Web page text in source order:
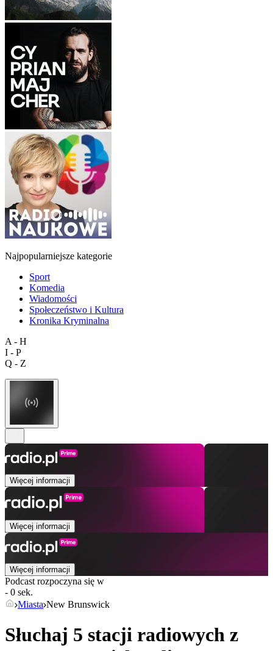
Najpopularniejsze kategorie
Sport
Komedia
Wiadomości
Społeczeństwo i Kultura
Kronika Kryminalna
A - H
I - P
Q - Z
Więcej informacji
Więcej informacji
Więcej informacji
Podcast rozpoczyna się w
- 0 sek.
Miasta New Brunswick
Słuchaj 5 stacji radiowych z